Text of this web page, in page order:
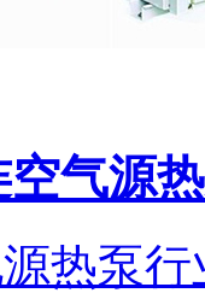
空气源
热泵